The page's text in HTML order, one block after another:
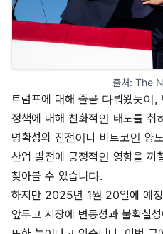
출처: The
트럼프에 대해 줄곧 다뤄왔듯이,
정책에 대해 친화적인 태도를 취
명확성의 진전이나 비트코인 양
산업 발전에 긍정적인 영향을 끼
찾아볼 수 있습니다.
하지만 2025년 1월 20일에 예
앞두고 시장에 변동성과 불확실